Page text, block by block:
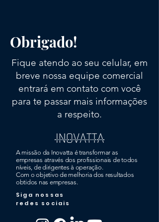
Obrigado!
Fique atendo ao seu celular, em
breve nossa equipe comercial
entrará em contato com você
para te passar mais informações
a respeito.
A missão da Inovatta é transformar as
empresas através dos profissionais de todos
níveis, de dirigentes à operação.
Com o objetivo de melhoria dos resultados
obtidos nas empresas.
Siga nossas
redes sociais